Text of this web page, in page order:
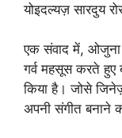
योइदल्यज़ सारदुय
एक संवाद में,
गर्व महसूस करते हुए
किया है। जोसे
अपनी संगीत बनाने